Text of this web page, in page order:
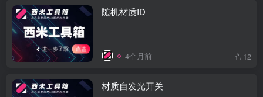
随机材质ID
4个月前 12
材质自发光开关